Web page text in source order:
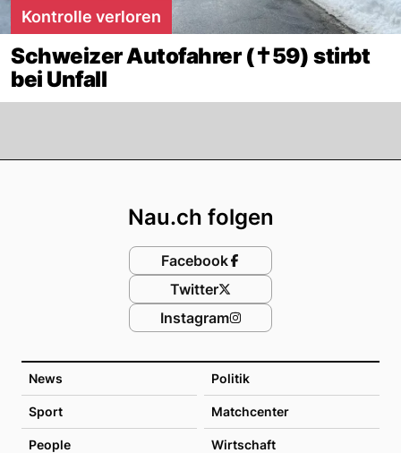
Kontrolle verloren
Schweizer Autofahrer (✝59) stirbt
bei Unfall
News Politik
Sport Matchcenter
People Wirtschaft
Nau.ch folgen
Facebook
Twitter
Instagram